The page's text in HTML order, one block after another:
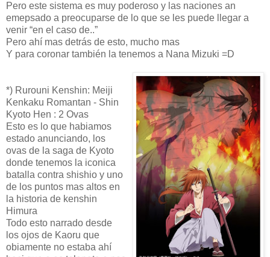
Pero este sistema es muy poderoso y las naciones an
emepsado a preocuparse de lo que se les puede llegar a
venir “en el caso de..”
Pero ahí mas detrás de esto, mucho mas
Y para coronar también la tenemos a Nana Mizuki =D
*) Rurouni Kenshin: Meiji
Kenkaku Romantan - Shin
Kyoto Hen : 2 Ovas
Esto es lo que habiamos
estado anunciando, los
ovas de la saga de Kyoto
donde tenemos la iconica
batalla contra shishio y uno
de los puntos mas altos en
la historia de kenshin
Himura
Todo esto narrado desde
los ojos de Kaoru que
obiamente no estaba ahí